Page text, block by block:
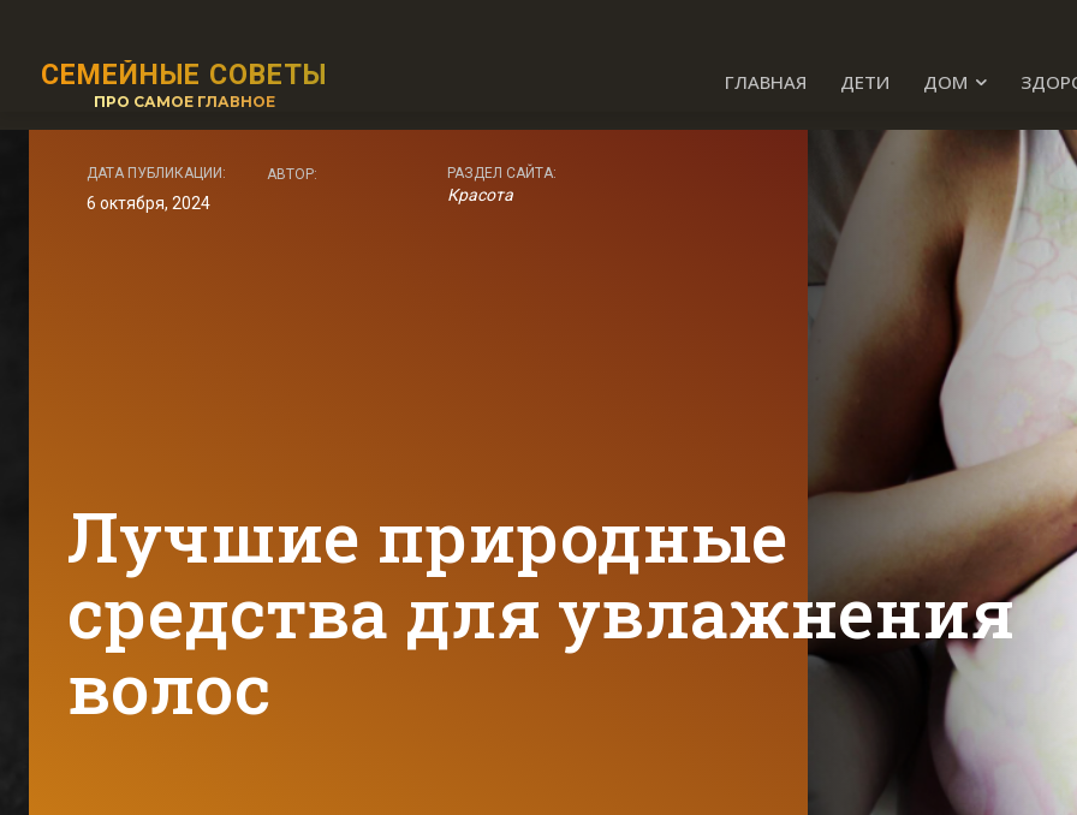
СЕМЕЙНЫЕ СОВЕТЫ
ПРО САМОЕ ГЛАВНОЕ
ГЛАВНАЯ ДЕТИ ДОМ
Лучшие природные
средства для увлажнения
волос
ДАТА ПУБЛИКАЦИИ:
6 октября, 2024
АВТОР: РАЗДЕЛ САЙТА:
Красота